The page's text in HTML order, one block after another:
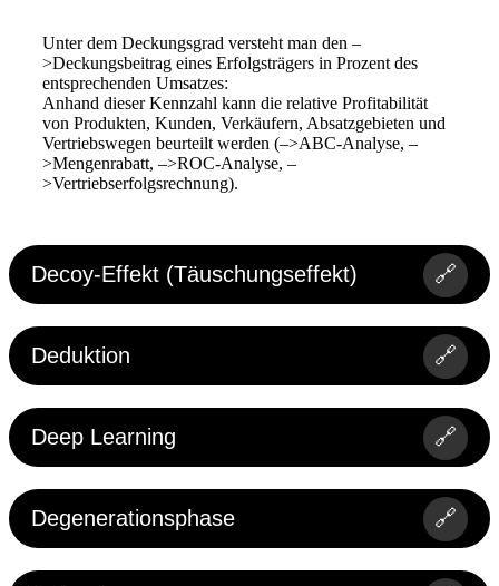
Unter dem Deckungsgrad versteht man den –
>Deckungsbeitrag eines Erfolgsträgers in Prozent des
entsprechenden Umsatzes:
Anhand dieser Kennzahl kann die relative Profitabilität
von Produkten, Kunden, Verkäufern, Absatzgebieten und
Vertriebswegen beurteilt werden (–>ABC-Analyse, –
>Mengenrabatt, –>ROC-Analyse, –
>Vertriebserfolgsrechnung).
Decoy-Effekt (Täuschungseffekt) 🔗
Deduktion 🔗
Deep Learning 🔗
Degenerationsphase 🔗